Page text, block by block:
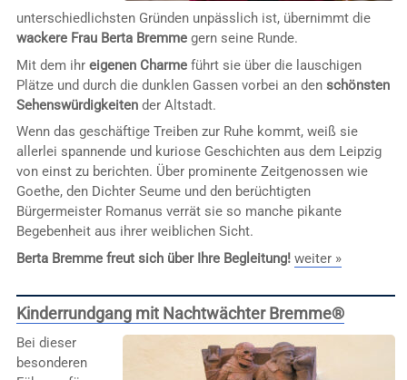
unterschiedlichsten Gründen unpässlich ist, übernimmt die
wackere Frau Berta Bremmegern seine Runde.
Mit dem ihr eigenen Charmeführt sie über die lauschigen
Plätze und durch die dunklen Gassen vorbei an den schönsten
Sehenswürdigkeitender Altstadt.
Wenn das geschäftige Treiben zur Ruhe kommt, weiß sie
allerlei spannende und kuriose Geschichten aus dem Leipzig
von einst zu berichten. Über prominente Zeitgenossen wie
Goethe, den Dichter Seume und den berüchtigten
Bürgermeister Romanus verrät sie so manche pikante
Begebenheit aus ihrer weiblichen Sicht.
Berta Bremme freut sich über Ihre Begleitung! weiter »
Kinderrundgang mit Nachtwächter Bremme®
Bei dieser
besonderen